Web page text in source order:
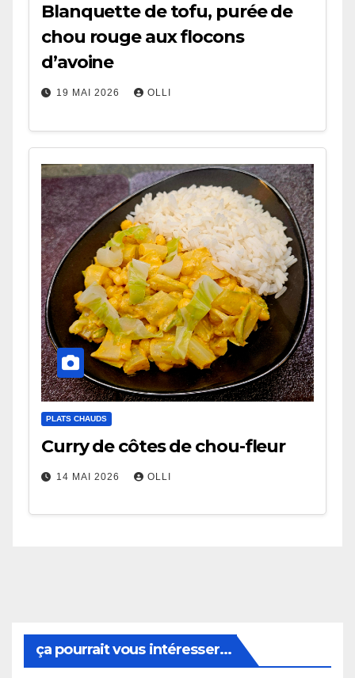
Blanquette de tofu, purée de
chou rouge aux flocons
d’avoine
19 MAI 2026 OLLI
PLATS CHAUDS
Curry de côtes de chou-fleur
14 MAI 2026 OLLI
ça pourrait vous intéresser...